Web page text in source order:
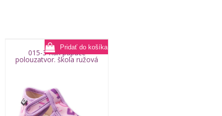
015-3 Rak papuče
polouzatvor. škola ružová